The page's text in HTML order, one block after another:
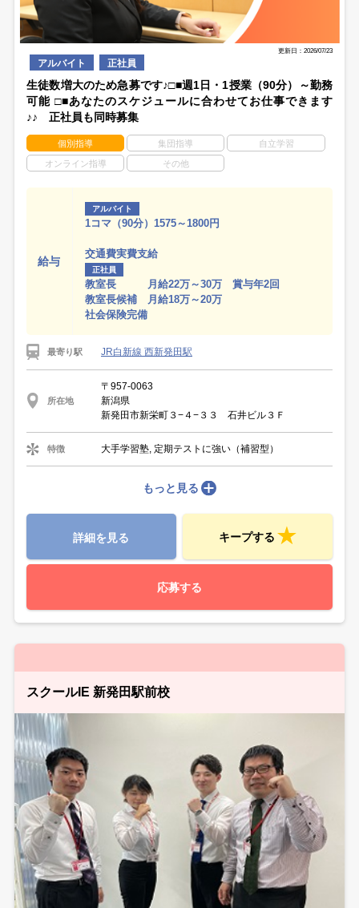
更新日：2026/07/23
アルバイト 正社員
生徒数増大のため急募です♪□■週1日・1授業（90分）～勤務
可能 □■あなたのスケジュールに合わせてお仕事できます
♪♪ 正社員も同時募集
個別指導 集団指導 自立学習
オンライン指導 その他
給与
アルバイト
1コマ（90分）1575～1800円
交通費実費支給
正社員
教室長 月給22万～30万 賞与年2回
教室長候補 月給18万～20万
社会保険完備
最寄り駅 JR白新線 西新発田駅
所在地
〒957-0063
新潟県
新発田市新栄町３−４−３３ 石井ビル３Ｆ
特徴 大手学習塾, 定期テストに強い（補習型）
もっと見る
詳細を見る キープする
応募する
スクールIE 新発田駅前校